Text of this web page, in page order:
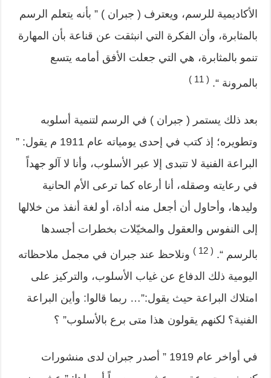
الأكاديمية للرسم، ويعترف ( جبران ) ” بأنه يتعلم الرسم
بالمثابرة، وأن الفكرة التي انبثقت عن قناعة بأن المهارة
تنمو بالمثابرة، هي التي جعلت الأفق أمامه يتسع
بالمرونة “. ( 11 )
بعد ذلك يستمر ( جبران ) في الرسم لتنمية أسلوبه
وتطويره؛ إذ كتب في إحدى يومياته عام 1911 م يقول: ”
البراعة الفنية لا تتبدى إلا عبر الأسلوب، وأنا لا آلو جهداً
في رعايته وصقله، أنا أرعاه كما ترعى الأم الحانية
وليدها، وأحاول أن أجعل منه أداة، أو لغة أنفذ من خلالها
إلى النفوس والعقول والمخيّلات بخطرات أجسدها
بالرسم “. ( 12 )
ونلاحظ عند جبران في مجمل ملاحظاته
اليومية ذلك الدفاع عن غياب الأسلوب، والتركيز على
امتلاك البراعة حيث يقول:”… ربما قالوا: وأين البراعة
الفنية؟ لكنهم يقولون هذا متى برع بالأسلوب” ؟
في أواخر عام 1919 ” أصدر جبران لدى منشورات